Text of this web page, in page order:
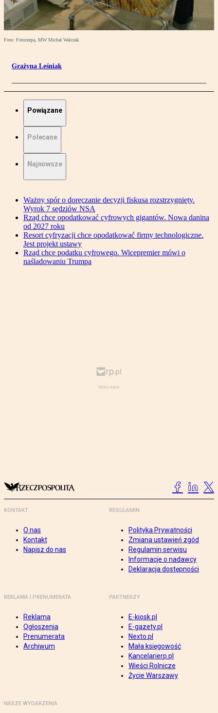
Foto: Fotorzepa, MW Michał Walczak
Grażyna Leśniak
Powiązane
Polecane
Najnowsze
Ważny spór o doręczanie decyzji fiskusa rozstrzygnięty.
Wyrok 7 sędziów NSA
Rząd chce opodatkować cyfrowych gigantów. Nowa danina
od 2027 roku
Resort cyfryzacji chce opodatkować firmy technologiczne.
Jest projekt ustawy
Rząd chce podatku cyfrowego. Wicepremier mówi o
naśladowaniu Trumpa
KONTAKT
O nas
Kontakt
Napisz do nas
REGULAMIN
Polityka Prywatności
Zmiana ustawień zgód
Regulamin serwisu
Informacje o nadawcy
Deklaracja dostępności
REKLAMA I PRENUMERATA
Reklama
Ogłoszenia
Prenumerata
Archiwum
PARTNERZY
E-kiosk.pl
E-gazety.pl
Nexto.pl
Mała księgowość
Kancelarierp.pl
Wieści Rolnicze
Życie Warszawy
NASZE WYDARZENIA